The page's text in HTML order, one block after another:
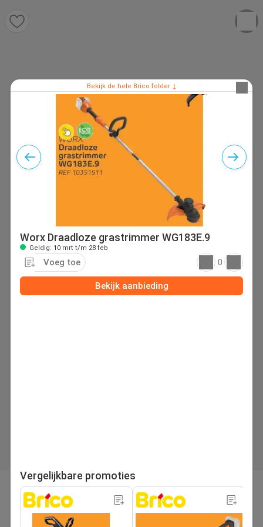
pagina
1/280
Bekijk de hele Brico folder ↓
Worx Draadloze grastrimmer WG183E.9
Geldig: 10 mrt t/m 28 feb
Voeg toe 0
Bekijk aanbieding
Vergelijkbare promoties